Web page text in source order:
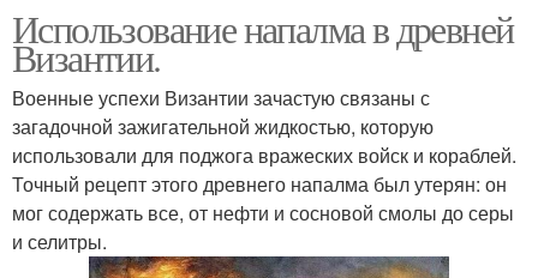
Использование напалма в древней
Византии.
Военные успехи Византии зачастую связаны с
загадочной зажигательной жидкостью, которую
использовали для поджога вражеских войск и кораблей.
Точный рецепт этого древнего напалма был утерян: он
мог содержать все, от нефти и сосновой смолы до серы
и селитры.